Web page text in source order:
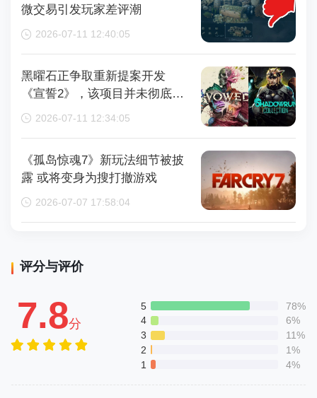
微交易引发玩家差评潮
2026-07-11 12:40:05
黑曜石正争取重新提案开发
《宣誓2》，该项目并未彻底取
消
2026-07-11 12:34:05
《孤岛惊魂7》新玩法细节被披
露 或将变身为搜打撤游戏
2026-07-07 17:58:04
评分与评价
7.8分
5
78%
4
6%
3
11%
2
1%
1
4%